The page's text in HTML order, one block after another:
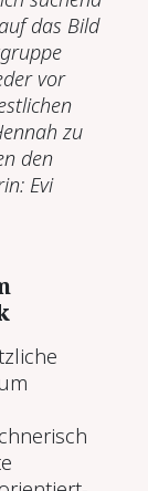
das Bild
vor
zu
den
Evi